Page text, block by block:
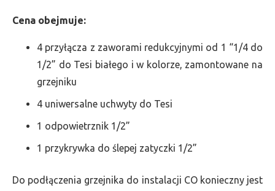
Cena obejmuje:
4 przyłącza z zaworami redukcyjnymi od 1 “1/4 do
1/2” do Tesi białego i w kolorze, zamontowane na
grzejniku
4 uniwersalne uchwyty do Tesi
1 odpowietrznik 1/2”
1 przykrywka do ślepej zatyczki 1/2”
Do podłączenia grzejnika do instalacji CO konieczny jest